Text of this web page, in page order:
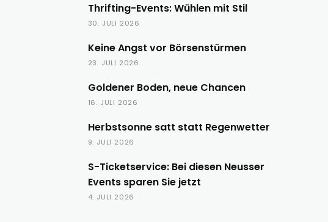
Thrifting-Events: Wühlen mit Stil
30. JULI 2026
Keine Angst vor Börsenstürmen
23. JULI 2026
Goldener Boden, neue Chancen
16. JULI 2026
Herbstsonne satt statt Regenwetter
9. JULI 2026
S-Ticketservice: Bei diesen Neusser
Events sparen Sie jetzt
4. JULI 2026